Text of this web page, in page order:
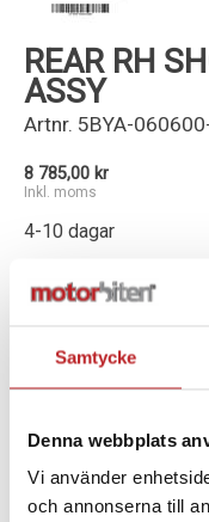
Samtycke
Denna webbplats
Vi använder
och annonserna till
REAR RH
ASSY
Artnr. 5BYA-
8 785,00 kr
Inkl. moms
4-10 dagar
SPECIFIKATION